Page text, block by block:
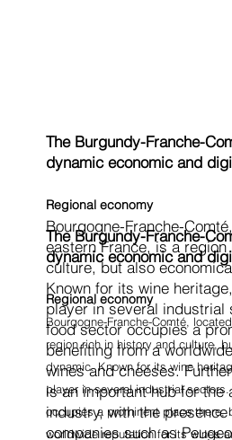
The Burgundy-Franche-
dynamic economic and
Regional economy
Bourgogne-Franche-
eastern France, is a
culture, but also
Known for its wine
player in several industrial
food sector occupies a
benefiting from a
wines and cheeses.
is an important hub for the
industry, with the
companies such as
The Burgundy-Franche-
dynamic economic and
Regional economy
Bourgogne-Franche-Comté,
region rich in history and culture,
dynamic. Known for its wine
player in several industrial
occupies a prominent place there,
worldwide reputation for its wines